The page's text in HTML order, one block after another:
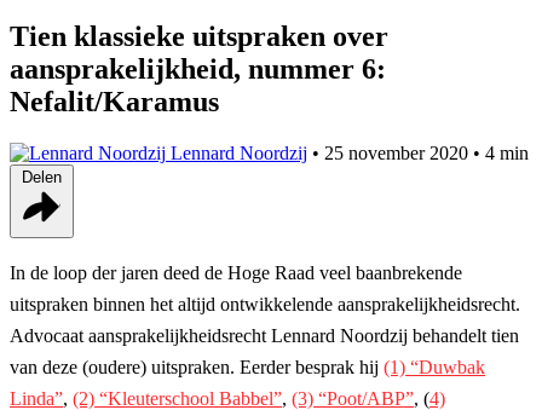
Tien klassieke uitspraken over
aansprakelijkheid, nummer 6:
Nefalit/Karamus
Lennard Noordzij • 25 november 2020 • 4 min
In de loop der jaren deed de Hoge Raad veel baanbrekende
uitspraken binnen het altijd ontwikkelende aansprakelijkheidsrecht.
Advocaat aansprakelijkheidsrecht Lennard Noordzij behandelt tien
van deze (oudere) uitspraken. Eerder besprak hij (1) “Duwbak
Linda”, (2) “Kleuterschool Babbel”, (3) “Poot/ABP”, (4)